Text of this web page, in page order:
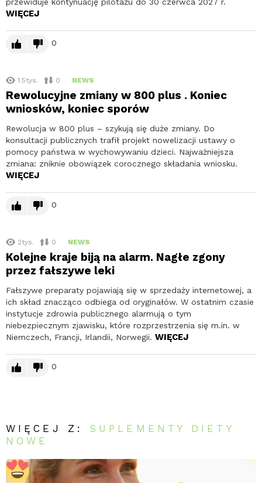
przewiduje kontynuację pilotażu do 30 czerwca 2027 r.
WIĘCEJ
0
1.5tys. 0 NEWS
Rewolucyjne zmiany w 800 plus . Koniec
wniosków, koniec sporów
Rewolucja w 800 plus – szykują się duże zmiany. Do
konsultacji publicznych trafił projekt nowelizacji ustawy o
pomocy państwa w wychowywaniu dzieci. Najważniejsza
zmiana: zniknie obowiązek corocznego składania wniosku.
WIĘCEJ
0
2tys. 0 NEWS
Kolejne kraje biją na alarm. Nagłe zgony
przez fałszywe leki
Fałszywe preparaty pojawiają się w sprzedaży internetowej, a
ich skład znacząco odbiega od oryginałów. W ostatnim czasie
instytucje zdrowia publicznego alarmują o tym
niebezpiecznym zjawisku, które rozprzestrzenia się m.in. w
Niemczech, Francji, Irlandii, Norwegii. WIĘCEJ
0
WIĘCEJ Z: SUPLEMENTY DIETY
NOWE